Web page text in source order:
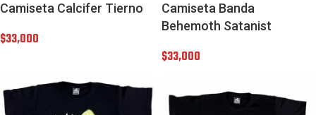
Camiseta Calcifer Tierno
$33,000
Camiseta Banda
Behemoth Satanist
$33,000